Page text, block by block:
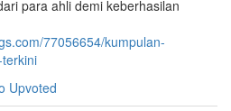
para ahli demi keberhasilan
77056654/kumpulan-
Upvoted